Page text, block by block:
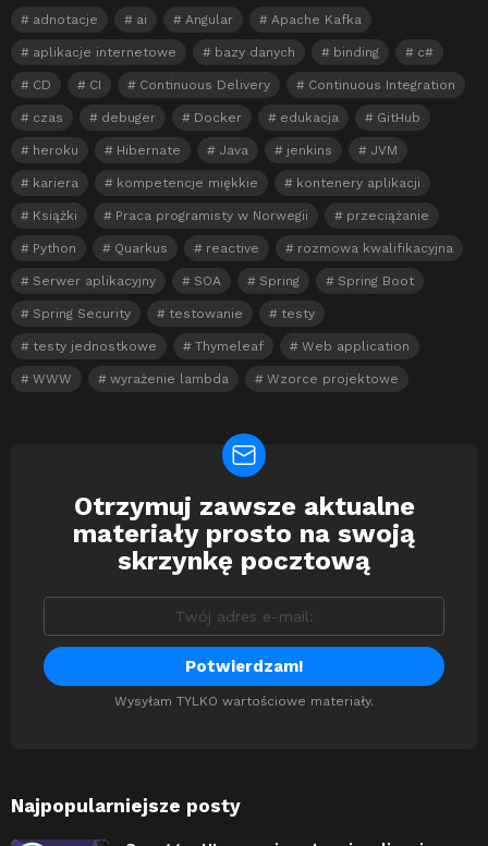
adnotacje ai Angular Apache Kafka
aplikacje internetowe bazy danych binding c#
CD CI Continuous Delivery Continuous Integration
czas debuger Docker edukacja GitHub
heroku Hibernate Java jenkins JVM
kariera kompetencje miękkie kontenery aplikacji
Książki Praca programisty w Norwegii przeciążanie
Python Quarkus reactive rozmowa kwalifikacyjna
Serwer aplikacyjny SOA Spring Spring Boot
Spring Security testowanie testy
testy jednostkowe Thymeleaf Web application
WWW wyrażenie lambda Wzorce projektowe
Newsletter
Otrzymuj zawsze aktualne
materiały prosto na swoją
skrzynkę pocztową
Wysyłam TYLKO wartościowe materiały.
Najpopularniejsze posty